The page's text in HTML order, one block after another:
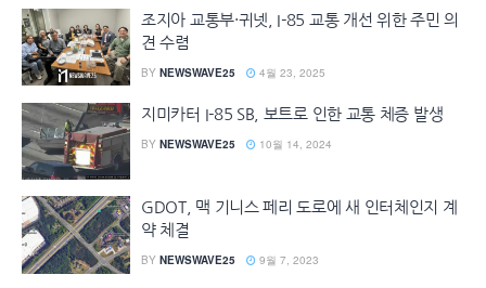
조지아 교통부·귀넷, I-85 교통 개선 위한 주민 의
견 수렴
BY NEWSWAVE25 4월 23, 2025
지미카터 I-85 SB, 보트로 인한 교통 체증 발생
BY NEWSWAVE25 10월 14, 2024
GDOT, 맥 기니스 페리 도로에 새 인터체인지 계
약 체결
BY NEWSWAVE25 9월 7, 2023